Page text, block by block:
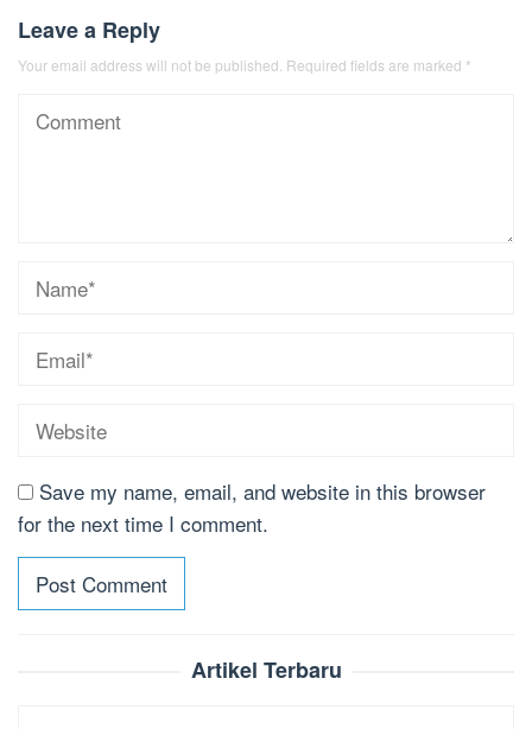
Leave a Reply
Your email address will not be published. Required fields are marked *
Save my name, email, and website in this browser
for the next time I comment.
Artikel Terbaru